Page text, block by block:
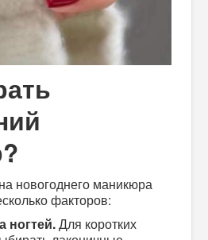
новогоднего маникюра
факторов:
ногтей.Для коротких